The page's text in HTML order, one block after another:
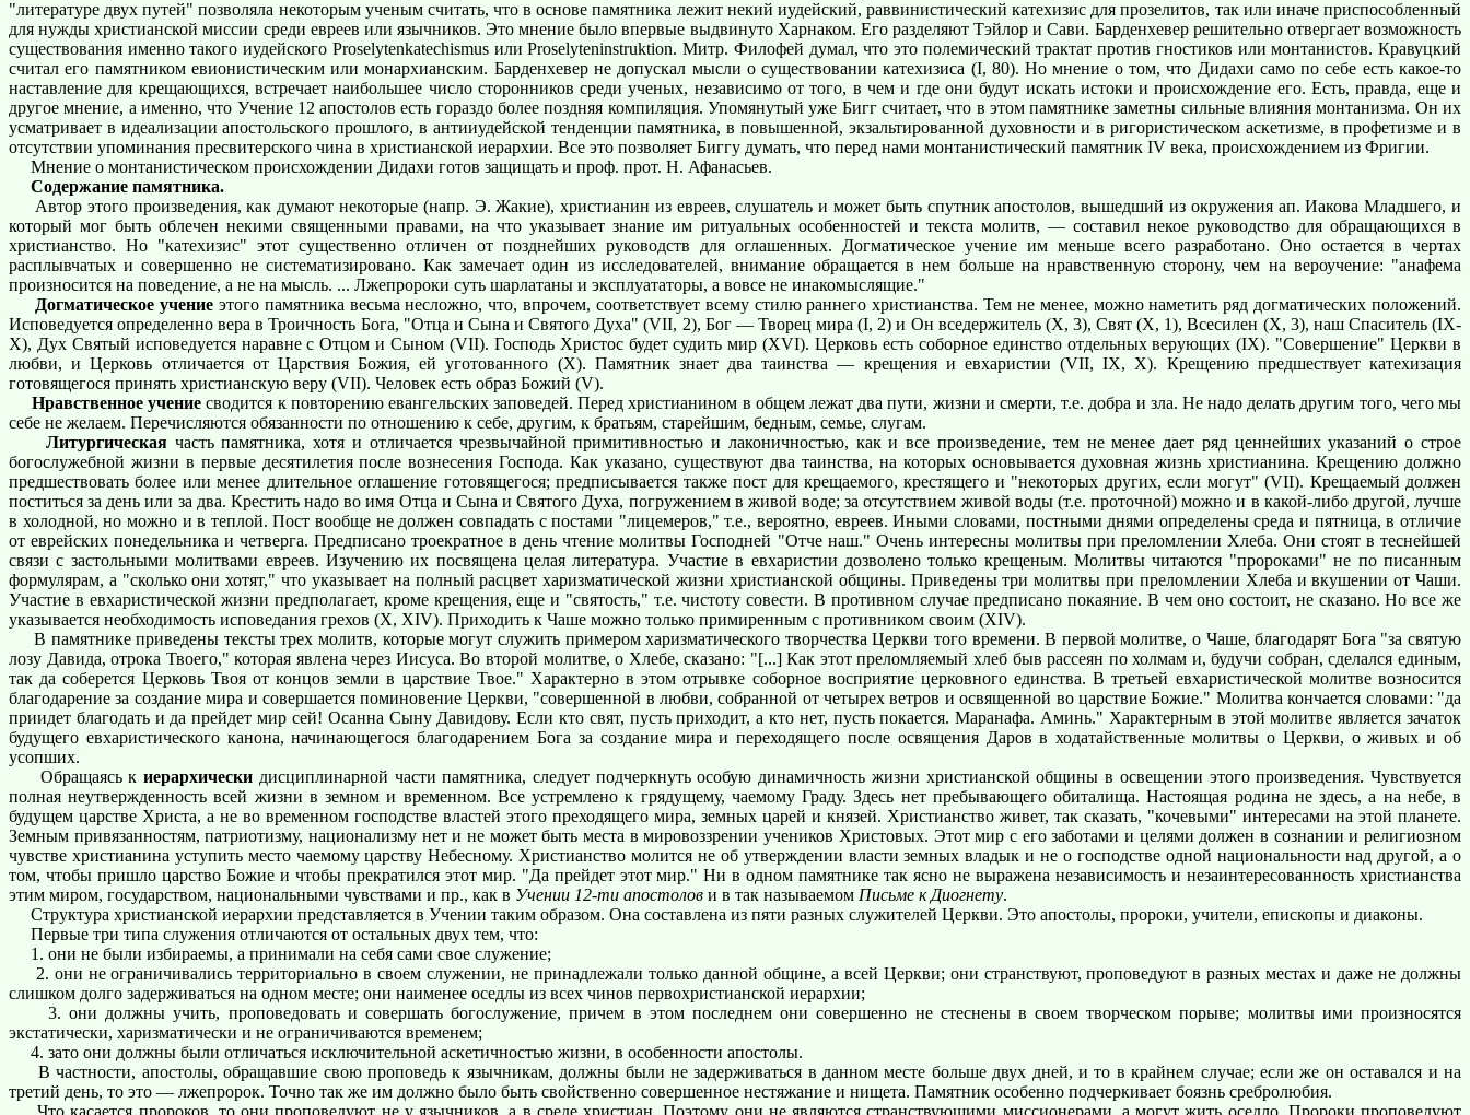
"литературе двух путей" позволяла некоторым ученым считать, что в основе памятника лежит некий иудейский, раввинистический катехизис для прозелитов, так или иначе приспособленный
для нужды христианской миссии среди евреев или язычников. Это мнение было впервые выдвинуто Харнаком. Его разделяют Тэйлор и Сави. Барденхевер решительно отвергает возможность
существования именно такого иудейского Proselytenkatechismus или Proselyteninstruktion. Митр. Филофей думал, что это полемический трактат против гностиков или монтанистов. Кравуцкий
считал его памятником евионистическим или монархианским. Барденхевер не допускал мысли о существовании катехизиса (I, 80). Но мнение о том, что Дидахи само по себе есть какое-то
наставление для крещающихся, встречает наибольшее число сторонников среди ученых, независимо от того, в чем и где они будут искать истоки и происхождение его. Есть, правда, еще и
другое мнение, а именно, что Учение 12 апостолов есть гораздо более поздняя компиляция. Упомянутый уже Бигг считает, что в этом памятнике заметны сильные влияния монтанизма. Он их
усматривает в идеализации апостольского прошлого, в антииудейской тенденции памятника, в повышенной, экзальтированной духовности и в ригористическом аскетизме, в профетизме и в
отсутствии упоминания пресвитерского чина в христианской иерархии. Все это позволяет Биггу думать, что перед нами монтанистический памятник IV века, происхождением из Фригии.
Мнение о монтанистическом происхождении Дидахи готов защищать и проф. прот. Н. Афанасьев.
Содержание памятника.
Автор этого произведения, как думают некоторые (напр. Э. Жакие), христианин из евреев, слушатель и может быть спутник апостолов, вышедший из окружения ап. Иакова Младшего, и
который мог быть облечен некими священными правами, на что указывает знание им ритуальных особенностей и текста молитв, — составил некое руководство для обращающихся в
христианство. Но "катехизис" этот существенно отличен от позднейших руководств для оглашенных. Догматическое учение им меньше всего разработано. Оно остается в чертах
расплывчатых и совершенно не систематизировано. Как замечает один из исследователей, внимание обращается в нем больше на нравственную сторону, чем на вероучение: "анафема
произносится на поведение, а не на мысль. ... Лжепророки суть шарлатаны и эксплуататоры, а вовсе не инакомыслящие."
Догматическое учение этого памятника весьма несложно, что, впрочем, соответствует всему стилю раннего христианства. Тем не менее, можно наметить ряд догматических положений.
Исповедуется определенно вера в Троичность Бога, "Отца и Сына и Святого Духа" (VII, 2), Бог — Творец мира (I, 2) и Он вседержитель (X, 3), Свят (X, 1), Всесилен (X, 3), наш Спаситель (IX-
Х), Дух Святый исповедуется наравне с Отцом и Сыном (VII). Господь Христос будет судить мир (XVI). Церковь есть соборное единство отдельных верующих (IX). "Совершение" Церкви в
любви, и Церковь отличается от Царствия Божия, ей уготованного (X). Памятник знает два таинства — крещения и евхаристии (VII, IX, X). Крещению предшествует катехизация
готовящегося принять христианскую веру (VII). Человек есть образ Божий (V).
Нравственное учение сводится к повторению евангельских заповедей. Перед христианином в общем лежат два пути, жизни и смерти, т.е. добра и зла. Не надо делать другим того, чего мы
себе не желаем. Перечисляются обязанности по отношению к себе, другим, к братьям, старейшим, бедным, семье, слугам.
Литургическаячасть памятника, хотя и отличается чрезвычайной примитивностью и лаконичностью, как и все произведение, тем не менее дает ряд ценнейших указаний о строе
богослужебной жизни в первые десятилетия после вознесения Господа. Как указано, существуют два таинства, на которых основывается духовная жизнь христианина. Крещению должно
предшествовать более или менее длительное оглашение готовящегося; предписывается также пост для крещаемого, крестящего и "некоторых других, если могут" (VII). Крещаемый должен
поститься за день или за два. Крестить надо во имя Отца и Сына и Святого Духа, погружением в живой воде; за отсутствием живой воды (т.е. проточной) можно и в какой-либо другой, лучше
в холодной, но можно и в теплой. Пост вообще не должен совпадать с постами "лицемеров," т.е., вероятно, евреев. Иными словами, постными днями определены среда и пятница, в отличие
от еврейских понедельника и четверга. Предписано троекратное в день чтение молитвы Господней "Отче наш." Очень интересны молитвы при преломлении Хлеба. Они стоят в теснейшей
связи с застольными молитвами евреев. Изучению их посвящена целая литература. Участие в евхаристии дозволено только крещеным. Молитвы читаются "пророками" не по писанным
формулярам, а "сколько они хотят," что указывает на полный расцвет харизматической жизни христианской общины. Приведены три молитвы при преломлении Хлеба и вкушении от Чаши.
Участие в евхаристической жизни предполагает, кроме крещения, еще и "святость," т.е. чистоту совести. В противном случае предписано покаяние. В чем оно состоит, не сказано. Но все же
указывается необходимость исповедания грехов (X, XIV). Приходить к Чаше можно только примиренным с противником своим (XIV).
В памятнике приведены тексты трех молитв, которые могут служить примером харизматического творчества Церкви того времени. В первой молитве, о Чаше, благодарят Бога "за святую
лозу Давида, отрока Твоего," которая явлена через Иисуса. Во второй молитве, о Хлебе, сказано: "[...] Как этот преломляемый хлеб быв рассеян по холмам и, будучи собран, сделался единым,
так да соберется Церковь Твоя от концов земли в царствие Твое." Характерно в этом отрывке соборное восприятие церковного единства. В третьей евхаристической молитве возносится
благодарение за создание мира и совершается поминовение Церкви, "совершенной в любви, собранной от четырех ветров и освященной во царствие Божие." Молитва кончается словами: "да
приидет благодать и да прейдет мир сей! Осанна Сыну Давидову. Если кто свят, пусть приходит, а кто нет, пусть покается. Маранафа. Аминь." Характерным в этой молитве является зачаток
будущего евхаристического канона, начинающегося благодарением Бога за создание мира и переходящего после освящения Даров в ходатайственные молитвы о Церкви, о живых и об
усопших.
Обращаясь киерархически дисциплинарной части памятника, следует подчеркнуть особую динамичность жизни христианской общины в освещении этого произведения. Чувствуется
полная неутвержденность всей жизни в земном и временном. Все устремлено к грядущему, чаемому Граду. Здесь нет пребывающего обиталища. Настоящая родина не здесь, а на небе, в
будущем царстве Христа, а не во временном господстве властей этого преходящего мира, земных царей и князей. Христианство живет, так сказать, "кочевыми" интересами на этой планете.
Земным привязанностям, патриотизму, национализму нет и не может быть места в мировоззрении учеников Христовых. Этот мир с его заботами и целями должен в сознании и религиозном
чувстве христианина уступить место чаемому царству Небесному. Христианство молится не об утверждении власти земных владык и не о господстве одной национальности над другой, а о
том, чтобы пришло царство Божие и чтобы прекратился этот мир. "Да прейдет этот мир." Ни в одном памятнике так ясно не выражена независимость и незаинтересованность христианства
этим миром, государством, национальными чувствами и пр., как в Учении 12-ти апостолов и в так называемом Письме к Диогнету.
Структура христианской иерархии представляется в Учении таким образом. Она составлена из пяти разных служителей Церкви. Это апостолы, пророки, учители, епископы и диаконы.
Первые три типа служения отличаются от остальных двух тем, что:
1. они не были избираемы, а принимали на себя сами свое служение;
2. они не ограничивались территориально в своем служении, не принадлежали только данной общине, а всей Церкви; они странствуют, проповедуют в разных местах и даже не должны
слишком долго задерживаться на одном месте; они наименее оседлы из всех чинов первохристианской иерархии;
3. они должны учить, проповедовать и совершать богослужение, причем в этом последнем они совершенно не стеснены в своем творческом порыве; молитвы ими произносятся
экстатически, харизматически и не ограничиваются временем;
4. зато они должны были отличаться исключительной аскетичностью жизни, в особенности апостолы.
В частности, апостолы, обращавшие свою проповедь к язычникам, должны были не задерживаться в данном месте больше двух дней, и то в крайнем случае; если же он оставался и на
третий день, то это — лжепророк. Точно так же им должно было быть свойственно совершенное нестяжание и нищета. Памятник особенно подчеркивает боязнь сребролюбия.
Что касается пророков, то они проповедуют не у язычников, а в среде христиан. Поэтому они не являются странствующими миссионерами, а могут жить оседло. Пророки проповедуют